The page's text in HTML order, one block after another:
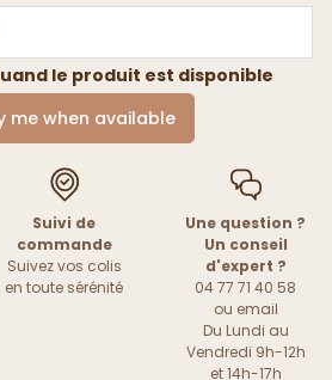
le produit est disponible
me when available
Suivi de
commande
Suivez vos colis
en toute sérénité
Une question ?
Un conseil
d'expert ?
04 77 71 40 58
ou email
Du Lundi au
Vendredi 9h-12h
et 14h-17h